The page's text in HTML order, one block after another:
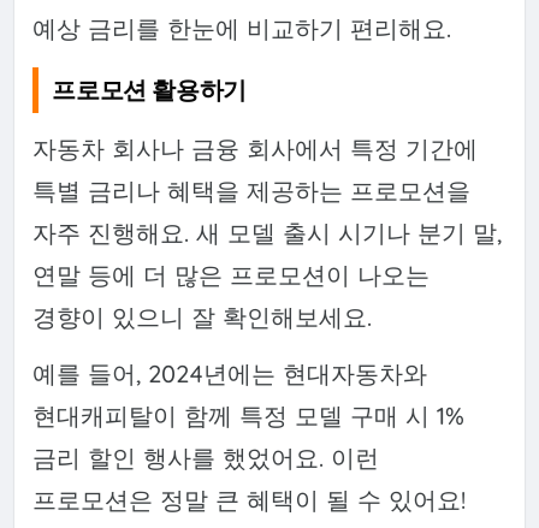
예상 금리를 한눈에 비교하기 편리해요.
프로모션 활용하기
자동차 회사나 금융 회사에서 특정 기간에
특별 금리나 혜택을 제공하는 프로모션을
자주 진행해요. 새 모델 출시 시기나 분기 말,
연말 등에 더 많은 프로모션이 나오는
경향이 있으니 잘 확인해보세요.
예를 들어, 2024년에는 현대자동차와
현대캐피탈이 함께 특정 모델 구매 시 1%
금리 할인 행사를 했었어요. 이런
프로모션은 정말 큰 혜택이 될 수 있어요!